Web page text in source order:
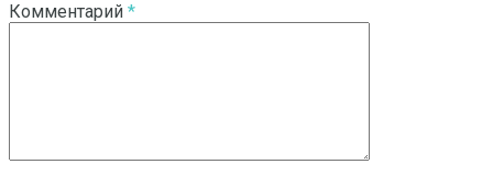
Комментарий *